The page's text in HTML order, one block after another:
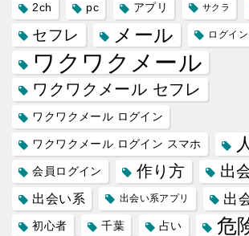
2ch pc アプリ サクラ
セフレ メール ログイン
ワクワクメール
ワクワクメール セフレ
ワクワクメール ログイン
ワクワクメール ログイン スマホ
会員ログイン 作り方 出
出会い系 出会い系アプリ 出
初心者 千葉 占い 危